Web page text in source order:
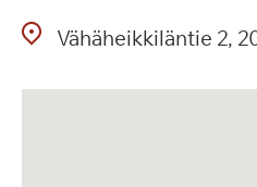
Vähäheikkiläntie 2